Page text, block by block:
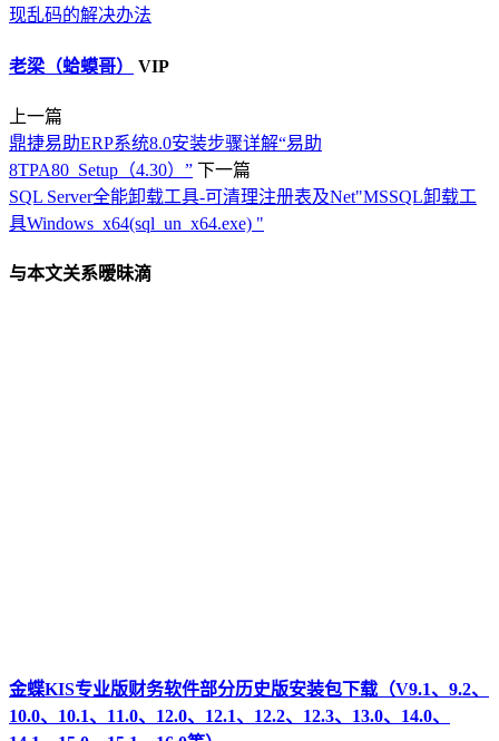
现乱码的解决办法
老梁（蛤蟆哥） VIP
上一篇
鼎捷易助ERP系统8.0安装步骤详解“易助
8TPA80_Setup（4.30）” 下一篇
SQL Server全能卸载工具-可清理注册表及Net"MSSQL卸载工
具Windows_x64(sql_un_x64.exe) "
与本文关系暧昧滴
金蝶KIS专业版财务软件部分历史版安装包下载（V9.1、9.2、
10.0、10.1、11.0、12.0、12.1、12.2、12.3、13.0、14.0、